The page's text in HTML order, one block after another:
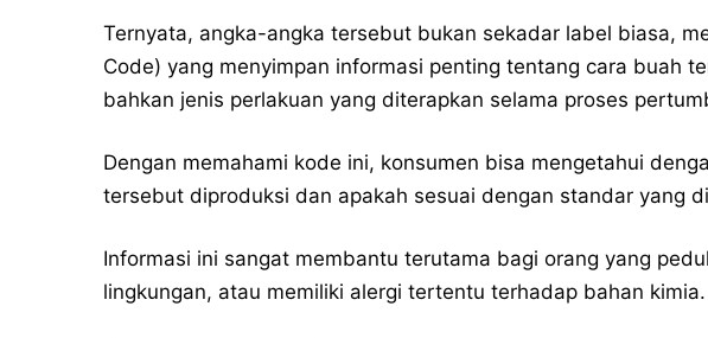
Ternyata, angka-angka tersebut bukan sekadar label biasa,
Code) yang menyimpan informasi penting tentang cara buah
bahkan jenis perlakuan yang diterapkan selama proses
Dengan memahami kode ini, konsumen bisa mengetahui
tersebut diproduksi dan apakah sesuai dengan standar yang
Informasi ini sangat membantu terutama bagi orang yang
lingkungan, atau memiliki alergi tertentu terhadap bahan kimia.